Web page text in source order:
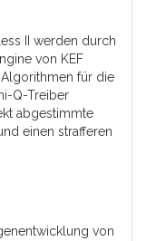
II werden durch
von KEF
für die
Q-Treiber
abgestimmte
einen strafferen
von